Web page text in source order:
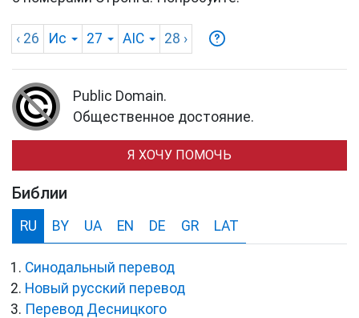
‹ 26 Ис 27 AIC 28 ›
Public Domain.
Общественное достояние.
Я ХОЧУ ПОМОЧЬ
Библии
RU BY UA EN DE GR LAT
Синодальный перевод
Новый русский перевод
Перевод Десницкого